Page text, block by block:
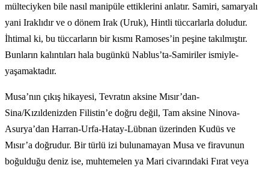
mülteciyken bile nasıl manipüle ettiklerini anlatır. Samiri, samaryalı
yani Iraklıdır ve o dönem Irak (Uruk), Hintli tüccarlarla doludur.
İhtimal ki, bu tüccarların bir kısmı Ramoses’in peşine takılmıştır.
Bunların kalıntıları hala bugünkü Nablus’ta-Samiriler ismiyle-
yaşamaktadır.
Musa’nın çıkış hikayesi, Tevratın aksine Mısır’dan-
Sina/Kızıldenizden Filistin’e doğru değil, Tam aksine Ninova-
Asurya’dan Harran-Urfa-Hatay-Lübnan üzerinden Kudüs ve
Mısır’a doğrudur. Bir türlü izi bulunamayan Musa ve firavunun
boğulduğu deniz ise, muhtemelen ya Mari civarındaki Fırat veya